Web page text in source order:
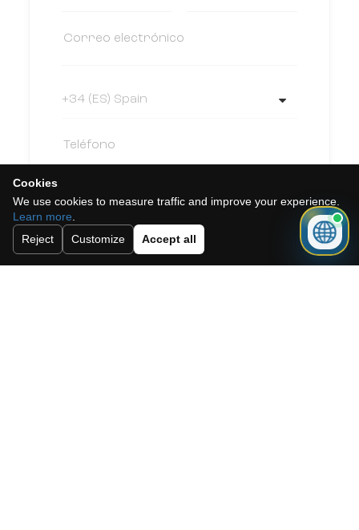
Cookies
We use cookies to measure traffic and improve your experience.
Learn more
Reject
Customize Accept all